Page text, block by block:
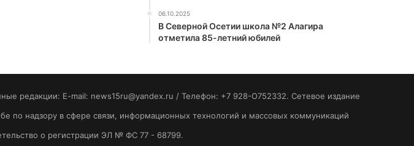
06.10.2025
В Северной Осетии школа №2 Алагира
отметила 85-летний юбилей
редакции: E-mail: news15ru@yandex.ru / Телефон: +7 928-O752332. Сетевое издание
по надзору в сфере связи, информационных технологий и массовых коммуникаций
о регистрации ЭЛ № ФС 77 - 68799.